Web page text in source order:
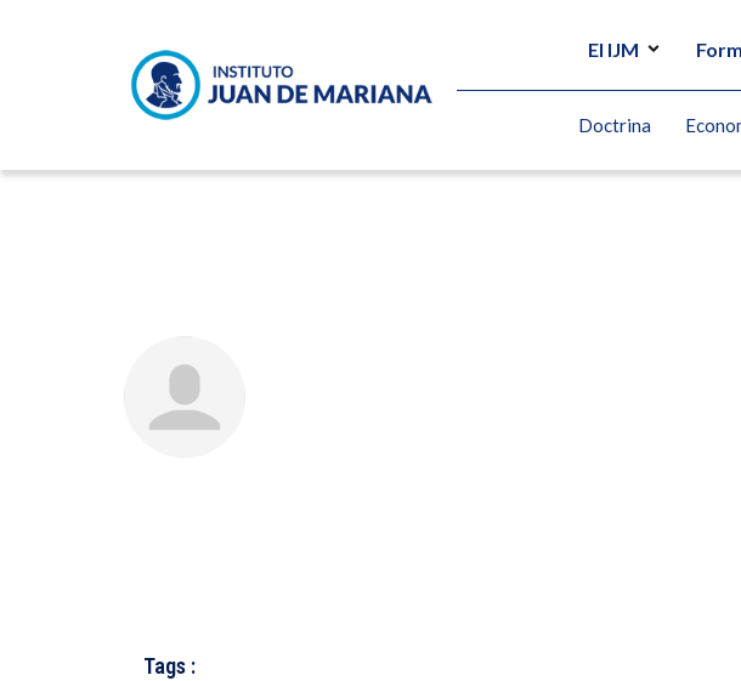
El IJM
Doctrina
Tags :